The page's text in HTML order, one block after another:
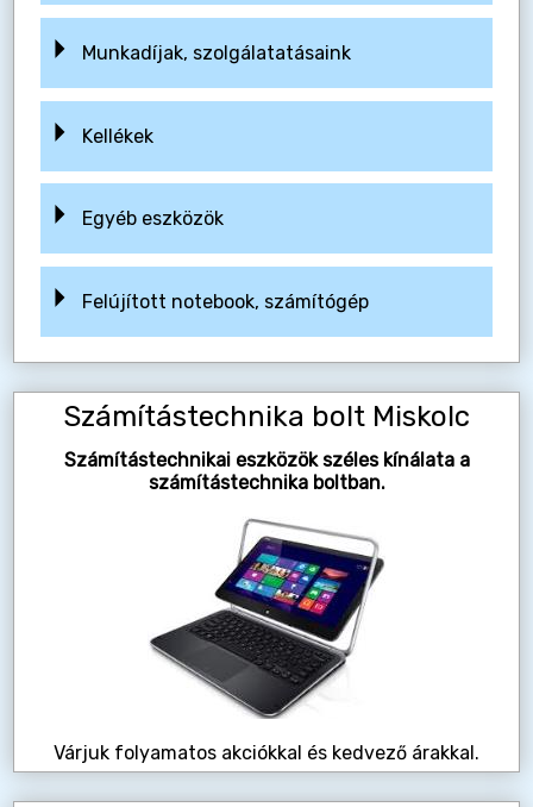
Munkadíjak, szolgálatatásaink
Kellékek
Egyéb eszközök
Felújított notebook, számítógép
Számítástechnika bolt Miskolc
Számítástechnikai eszközök széles kínálata a
számítástechnika boltban.
Várjuk folyamatos akciókkal és kedvező árakkal.